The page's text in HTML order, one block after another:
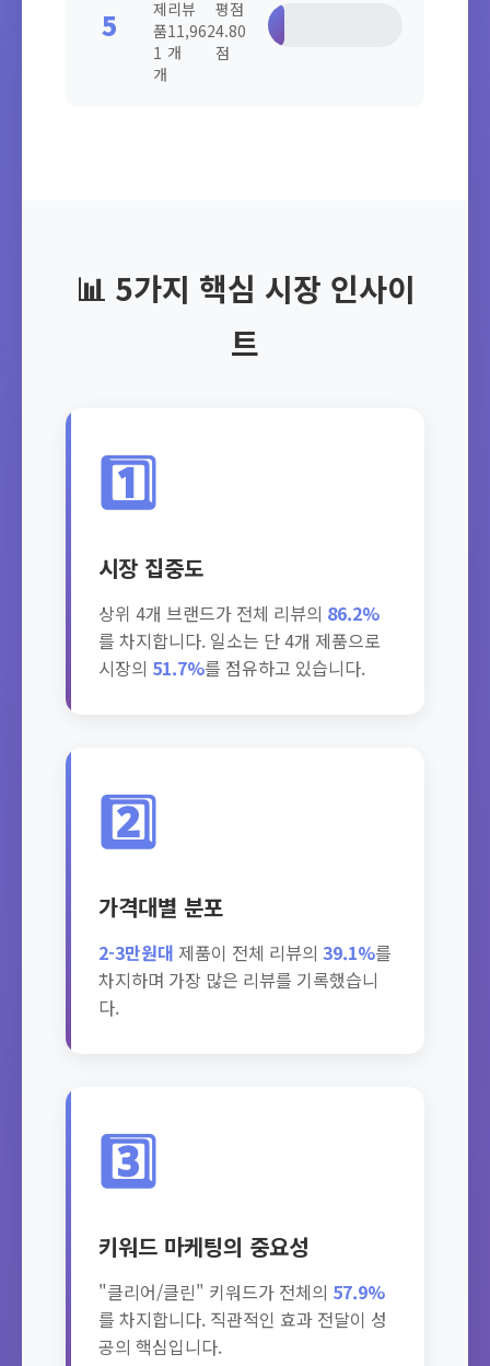
5
제
품
1
개
리뷰
11,962
개
평점
4.80
점
5.4%
📊 5가지 핵심 시장 인사이
트
1️⃣
시장 집중도
상위 4개 브랜드가 전체 리뷰의 86.2%
를 차지합니다. 일소는 단 4개 제품으로
시장의 51.7%를 점유하고 있습니다.
2️⃣
가격대별 분포
2-3만원대 제품이 전체 리뷰의 39.1%를
차지하며 가장 많은 리뷰를 기록했습니
다.
3️⃣
키워드 마케팅의 중요성
"클리어/클린" 키워드가 전체의 57.9%
를 차지합니다. 직관적인 효과 전달이 성
공의 핵심입니다.